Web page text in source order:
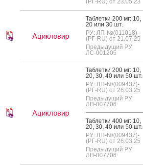
(РГ-RU) от 23.05.23
Ацикловир
Таб­летки 200 мг: 10,
20 или 30 шт.
РУ: ЛП-№(011018)-
(РГ-RU) от 21.07.25
Предыдущий РУ:
ЛС-001205
Ацикловир
Таб­летки 200 мг: 10,
20, 30, 40 или 50 шт.
РУ: ЛП-№(009437)-
(РГ-RU) от 26.03.25
Предыдущий РУ:
ЛП-007706
Таб­летки 400 мг: 10,
20, 30, 40 или 50 шт.
РУ: ЛП-№(009437)-
(РГ-RU) от 26.03.25
Предыдущий РУ:
ЛП-007706